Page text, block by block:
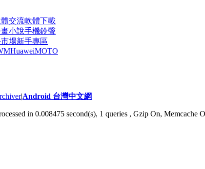
交流軟體下載
小說手機鈴聲
場新手專區
HuaweiMOTO
|Android 台灣中文網
in 0.008475 second(s), 1 queries , Gzip On, Memcache